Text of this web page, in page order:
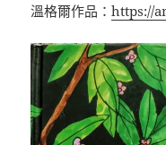
溫格爾作品：https://